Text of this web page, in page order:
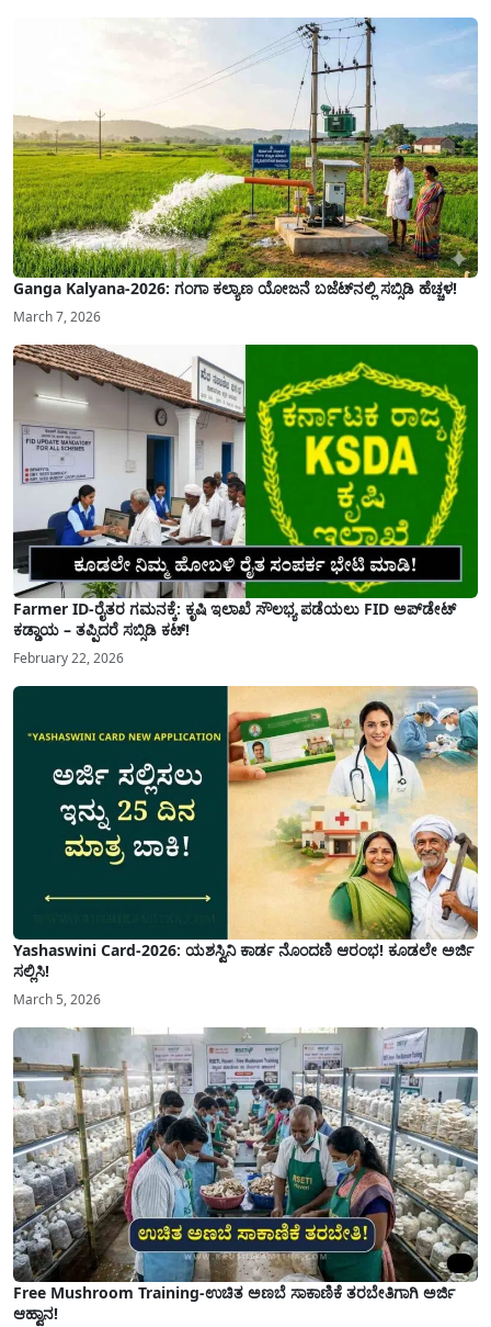
Ganga Kalyana-2026: ಗಂಗಾ ಕಲ್ಯಾಣ ಯೋಜನೆ ಬಜೆಟ್‌ನಲ್ಲಿ ಸಬ್ಸಿಡಿ ಹೆಚ್ಚಳ!
March 7, 2026
Farmer ID-ರೈತರ ಗಮನಕ್ಕೆ: ಕೃಷಿ ಇಲಾಖೆ ಸೌಲಭ್ಯ ಪಡೆಯಲು FID ಅಪ್‌ಡೇಟ್
ಕಡ್ಡಾಯ – ತಪ್ಪಿದರೆ ಸಬ್ಸಿಡಿ ಕಟ್!
February 22, 2026
Yashaswini Card-2026: ಯಶಸ್ವಿನಿ ಕಾರ್ಡ ನೊಂದಣಿ ಆರಂಭ! ಕೂಡಲೇ ಅರ್ಜಿ
ಸಲ್ಲಿಸಿ!
March 5, 2026
Free Mushroom Training-ಉಚಿತ ಅಣಬೆ ಸಾಕಾಣಿಕೆ ತರಬೇತಿಗಾಗಿ ಅರ್ಜಿ
ಆಹ್ವಾನ!